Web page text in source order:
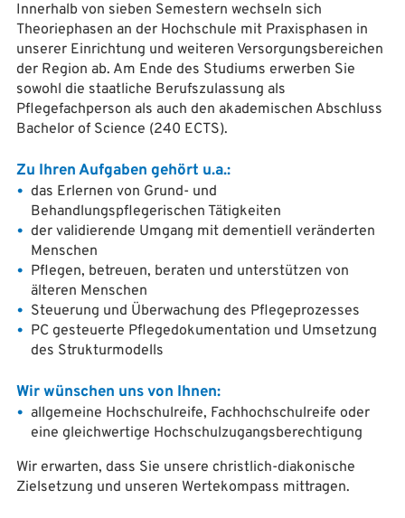
Innerhalb von sieben Semestern wechseln sich
Theoriephasen an der Hochschule mit Praxisphasen in
unserer Einrichtung und weiteren Versorgungsbereichen
der Region ab. Am Ende des Studiums erwerben Sie
sowohl die staatliche Berufszulassung als
Pflegefachperson als auch den akademischen Abschluss
Bachelor of Science (240 ECTS).
Zu Ihren Aufgaben gehört u.a.:
das Erlernen von Grund- und
Behandlungspflegerischen Tätigkeiten
der validierende Umgang mit dementiell veränderten
Menschen
Pflegen, betreuen, beraten und unterstützen von
älteren Menschen
Steuerung und Überwachung des Pflegeprozesses
PC gesteuerte Pflegedokumentation und Umsetzung
des Strukturmodells
Wir wünschen uns von Ihnen:
allgemeine Hochschulreife, Fachhochschulreife oder
eine gleichwertige Hochschulzugangsberechtigung
Wir erwarten, dass Sie unsere christlich-diakonische
Zielsetzung und unseren Wertekompass mittragen.